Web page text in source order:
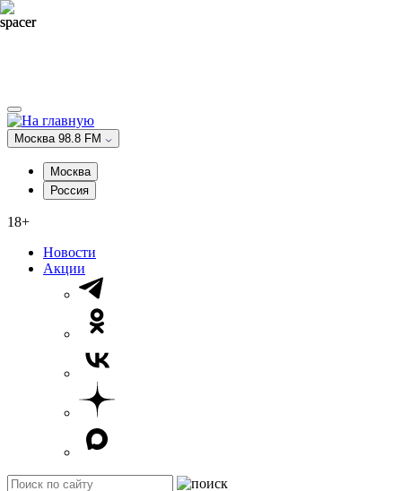
Москва 98.8 FM
Москва
Россия
18+
Новости
Акции